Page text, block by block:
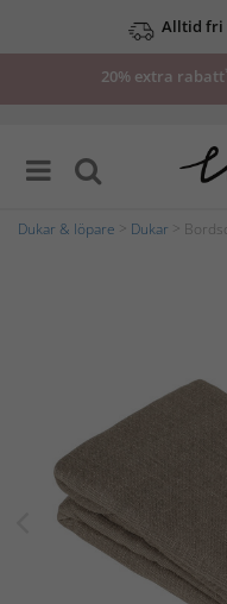
Alltid fri
20% extra rabatt
Dukar & löpare Dukar >